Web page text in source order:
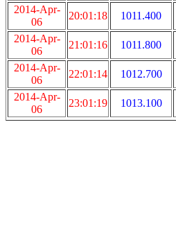
2014-Apr-
06
20:01:18 1011.400
2014-Apr-
06
21:01:16 1011.800
2014-Apr-
06
22:01:14 1012.700
2014-Apr-
06
23:01:19 1013.100